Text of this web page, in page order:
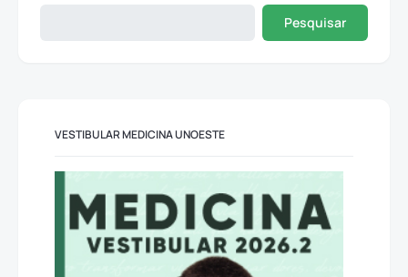
Pesquisar
VESTIBULAR MEDICINA UNOESTE